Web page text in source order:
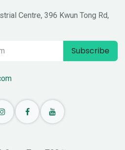
Centre, 396 Kwun Tong Rd,
Subscribe